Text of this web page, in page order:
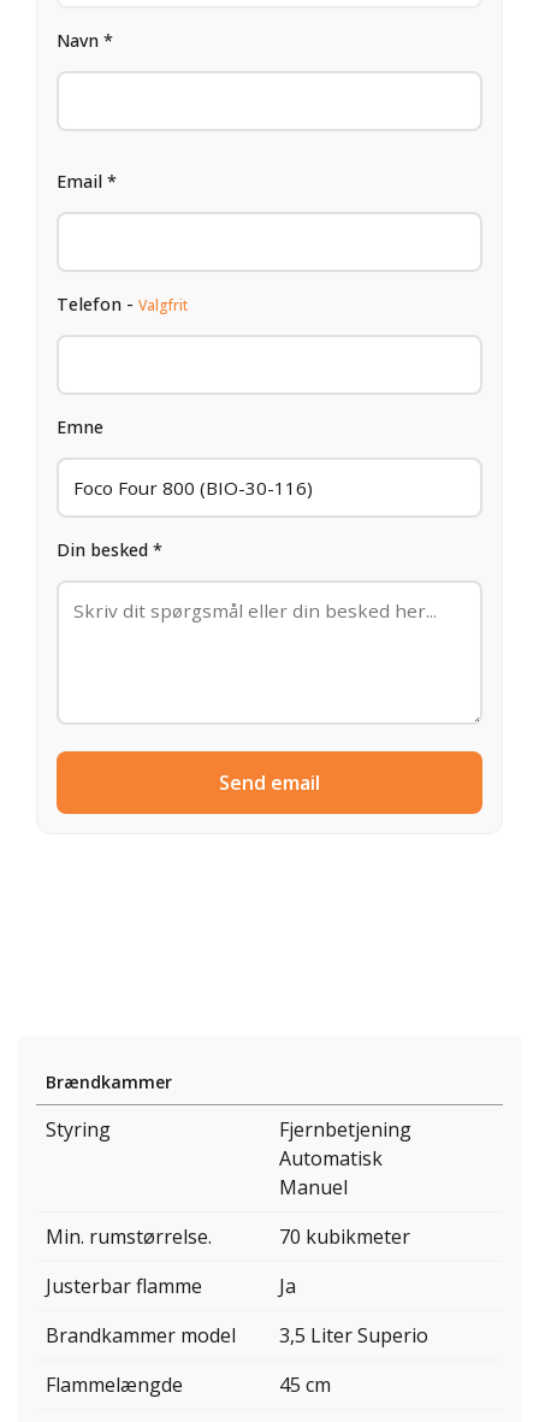
Navn *
Email *
Telefon - Valgfrit
Emne
Din besked *
Send email
Brændkammer
Styring
Fjernbetjening
Automatisk
Manuel
Min. rumstørrelse.
70 kubikmeter
Justerbar flamme
Ja
Brandkammer model
3,5 Liter Superio
Flammelængde
45 cm